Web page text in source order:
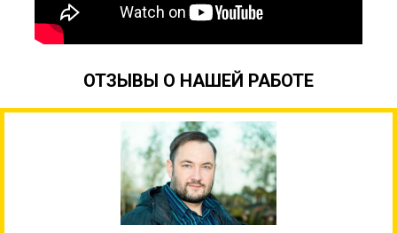
ОТЗЫВЫ О НАШЕЙ РАБОТЕ